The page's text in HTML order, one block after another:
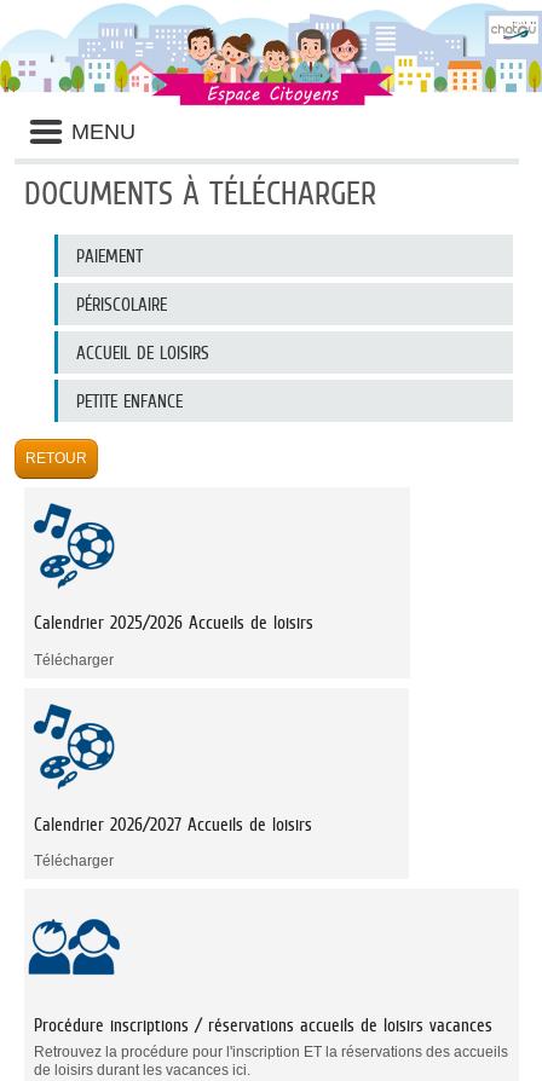
Liste
des
avertissements
MENU
DOCUMENTS À TÉLÉCHARGER
documents
PAIEMENT
PÉRISCOLAIRE
ACCUEIL DE LOISIRS
PETITE ENFANCE
Calendrier 2025/2026 Accueils de loisirs
Télécharger
Calendrier 2026/2027 Accueils de loisirs
Télécharger
Procédure inscriptions / réservations accueils de loisirs vacances
Retrouvez la procédure pour l'inscription ET la réservations des accueils
de loisirs durant les vacances ici.